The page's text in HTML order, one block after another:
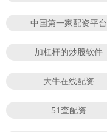
中国第一家配资平台
加杠杆的炒股软件
大牛在线配资
51查配资